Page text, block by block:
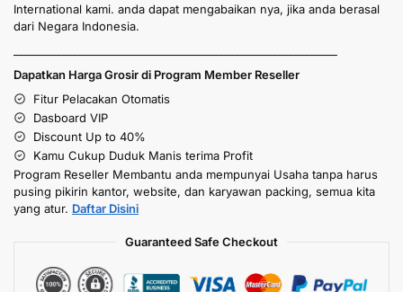
International kami. anda dapat mengabaikan nya, jika anda berasal
dari Negara Indonesia.
Dapatkan Harga Grosir di Program Member Reseller
Fitur Pelacakan Otomatis
Dasboard VIP
Discount Up to 40%
Kamu Cukup Duduk Manis terima Profit
Program Reseller Membantu anda mempunyai Usaha tanpa harus
pusing pikirin kantor, website, dan karyawan packing, semua kita
yang atur. Daftar Disini
Guaranteed Safe Checkout